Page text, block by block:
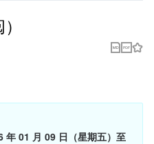
年 01 月 09 日（星期五）​至